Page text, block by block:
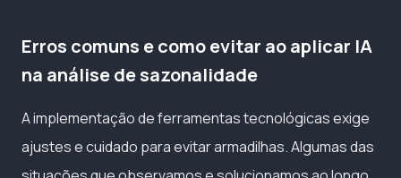
Erros comuns e como evitar ao aplicar IA
na análise de sazonalidade
A implementação de ferramentas tecnológicas exige
ajustes e cuidado para evitar armadilhas. Algumas das